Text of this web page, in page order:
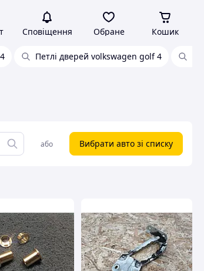
Сповіщення Обране Кошик
Петлі дверей volkswagen golf 4
або Вибрати авто зі списку